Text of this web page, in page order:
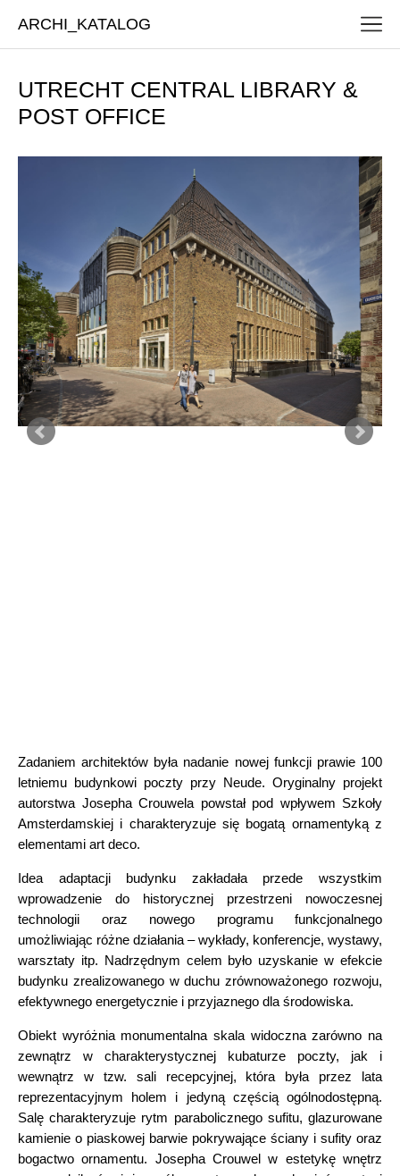
ARCHI_KATALOG
UTRECHT CENTRAL LIBRARY &
POST OFFICE
Zadaniem architektów była nadanie nowej funkcji prawie 100
letniemu budynkowi poczty przy Neude. Oryginalny projekt
autorstwa Josepha Crouwela powstał pod wpływem Szkoły
Amsterdamskiej i charakteryzuje się bogatą ornamentyką z
elementami art deco.
Idea adaptacji budynku zakładała przede wszystkim
wprowadzenie do historycznej przestrzeni nowoczesnej
technologii oraz nowego programu funkcjonalnego
umożliwiając różne działania – wykłady, konferencje, wystawy,
warsztaty itp. Nadrzędnym celem było uzyskanie w efekcie
budynku zrealizowanego w duchu zrównoważonego rozwoju,
efektywnego energetycznie i przyjaznego dla środowiska.
Obiekt wyróżnia monumentalna skala widoczna zarówno na
zewnątrz w charakterystycznej kubaturze poczty, jak i
wewnątrz w tzw. sali recepcyjnej, która była przez lata
reprezentacyjnym holem i jedyną częścią ogólnodostępną.
Salę charakteryzuje rytm parabolicznego sufitu, glazurowane
kamienie o piaskowej barwie pokrywające ściany i sufity oraz
bogactwo ornamentu. Josepha Crouwel w estetykę wnętrz